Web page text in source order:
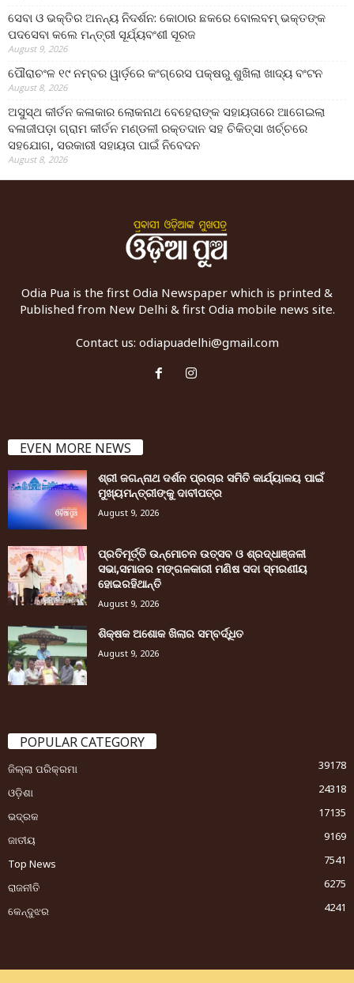
ସେବା ଓ ଭକ୍ତିର ଅନନ୍ୟ ନିଦର୍ଶନ: କୋଠାର ଛକରେ ବୋଲବମ୍ ଭକ୍ତଙ୍କ
ପଦସେବା କଲେ ମନ୍ତ୍ରୀ ସୂର୍ଯ୍ୟବଂଶୀ ସୂରଜ
August 9, 2026
ପୌରାଚଂଳ ୧୯ ନମ୍ବର ୱାର୍ଡ଼ରେ କଂଗ୍ରେସ ପକ୍ଷରୁ ଶୁଖିଲା ଖାଦ୍ୟ ବଂଟନ
August 8, 2026
ଅସୁସ୍ଥ କୀର୍ତନ କଳାକାର ଲୋକନାଥ ବେହେରାଙ୍କ ସହାୟତାରେ ଆଗେଇଲା
ବଳାଜୀପଡ଼ା ଗ୍ରାମ କୀର୍ତନ ମଣ୍ଡଳୀ ରକ୍ତଦାନ ସହ ଚିକିତ୍ସା ଖର୍ଚ୍ଚରେ
ସହଯୋଗ, ସରକାରୀ ସହାୟତା ପାଇଁ ନିବେଦନ
August 8, 2026
Odia Pua is the first Odia Newspaper which is printed &
Published from New Delhi & first Odia mobile news site.
Contact us: odiapuadelhi@gmail.com
EVEN MORE NEWS
ଶ୍ରୀ ଜଗନ୍ନାଥ ଦର୍ଶନ ପ୍ରଚାର ସମିତି କାର୍ଯ୍ୟାଳୟ ପାଇଁ
ମୁଖ୍ୟମନ୍ତ୍ରୀଙ୍କୁ ଦାବୀପତ୍ର
August 9, 2026
ପ୍ରତିମୂର୍ତ୍ତି ଉନ୍ମୋଚନ ଉତ୍ସବ ଓ ଶ୍ରଦ୍ଧାଞ୍ଜଳୀ
ସଭା,ସମାଜର ମଙ୍ଗଳକାରୀ ମଣିଷ ସଦା ସ୍ମରଣୀୟ
ହୋଇରହିଥାନ୍ତି
August 9, 2026
ଶିକ୍ଷକ ଅଶୋକ ଖିଲାର ସମ୍ବର୍ଦ୍ଧିତ
August 9, 2026
POPULAR CATEGORY
ଜିଲ୍ଲା ପରିକ୍ରମା
39178
ଓଡ଼ିଶା
24318
ଭଦ୍ରକ
17135
ଜାତୀୟ
9169
Top News
7541
ରାଜନୀତି
6275
କେନ୍ଦୁଝର
4241